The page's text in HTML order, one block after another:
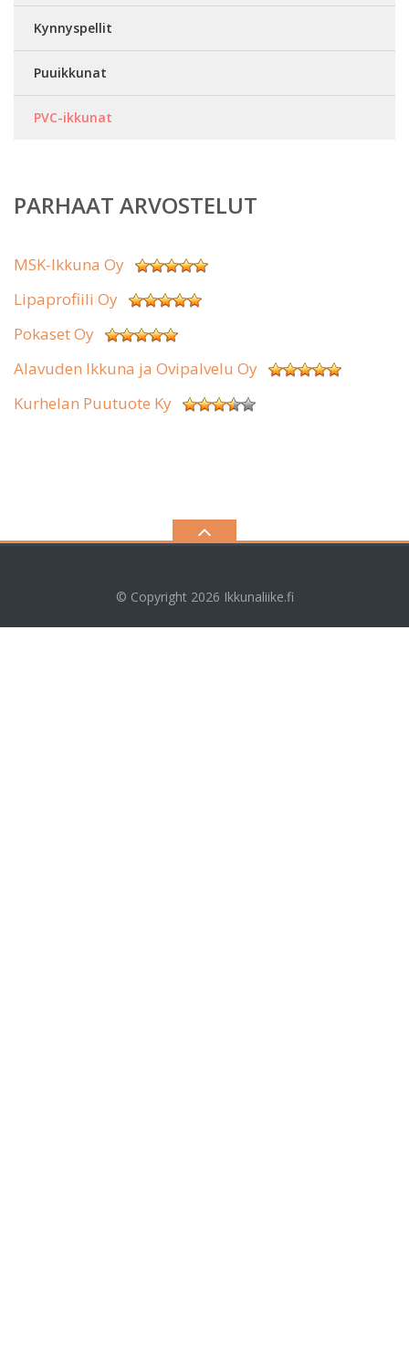
Kynnyspellit
Puuikkunat
PVC-ikkunat
PARHAAT ARVOSTELUT
MSK-Ikkuna Oy
Lipaprofiili Oy
Pokaset Oy
Alavuden Ikkuna ja Ovipalvelu Oy
Kurhelan Puutuote Ky
© Copyright 2026 Ikkunaliike.fi